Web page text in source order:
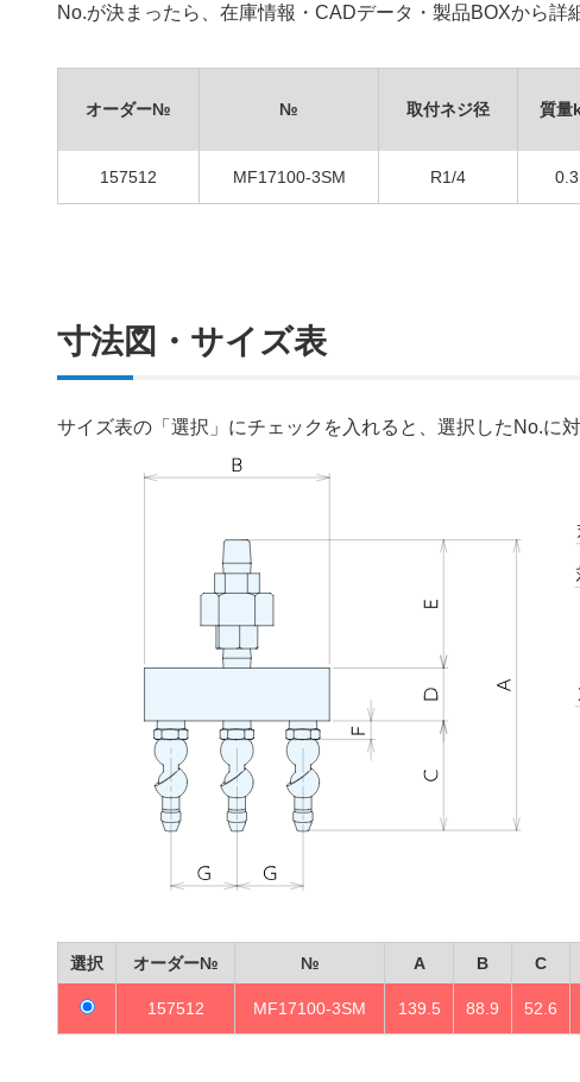
No.が決まったら、在庫情報・CADデータ・製品BOXから詳
オーダー№ № 取付ネジ径 質量
157512 MF17100-3SM R1/4 0.3
寸法図・サイズ表
サイズ表の「選択」にチェックを入れると、選択したNo.に
選択 オーダー№ № A B C
157512 MF17100-3SM 139.5 88.9 52.6